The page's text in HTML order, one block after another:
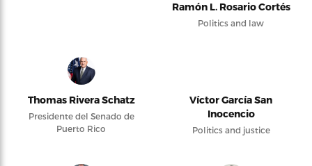
Ramón L. Rosario Cortés
Politics and law
Thomas Rivera Schatz
Presidente del Senado de
Puerto Rico
Víctor García San
Inocencio
Politics and justice